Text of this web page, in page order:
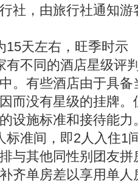
社，由旅行社通知游
天左右，旺季时示
不同的酒店星级评
。有些酒店由于具
而没有星级的挂牌
设施标准和接待能力
准间，即2人入住1
与其他同性别团友
齐单房差以享用单人